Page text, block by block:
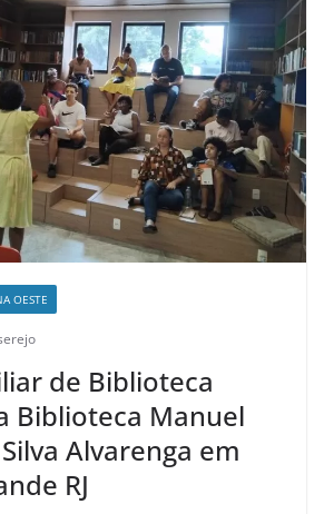
OESTE
de Biblioteca
Biblioteca Manuel
Alvarenga em
RJ